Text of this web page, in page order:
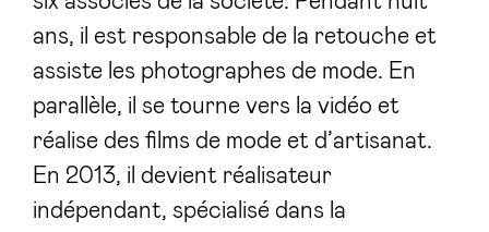
ans, il est responsable de la retouche et
assiste les photographes de mode. En
parallèle, il se tourne vers la vidéo et
réalise des films de mode et d’artisanat.
En 2013, il devient réalisateur
indépendant, spécialisé dans la